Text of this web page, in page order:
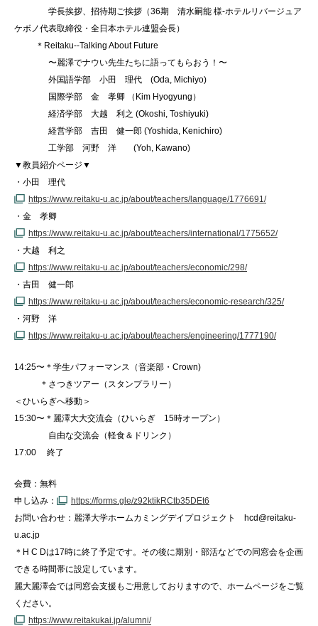
学長挨拶、招待期ご挨拶（36期 清水嗣能 様-ホテルリバージュア
ケボノ代表取締役・全日本ホテル連盟会長）
＊Reitaku--Talking About Future
〜麗澤でナウい先生たちに語ってもらおう！〜
外国語学部 小田 理代 (Oda, Michiyo)
国際学部 金 孝卿 （Kim Hyogyung）
経済学部 大越 利之 (Okoshi, Toshiyuki)
経営学部 吉田 健一郎 (Yoshida, Kenichiro)
工学部 河野 洋 (Yoh, Kawano)
▼教員紹介ページ▼
・小田 理代
https://www.reitaku-u.ac.jp/about/teachers/language/1776691/
・金 孝卿
https://www.reitaku-u.ac.jp/about/teachers/international/1775652/
・大越 利之
https://www.reitaku-u.ac.jp/about/teachers/economic/298/
・吉田 健一郎
https://www.reitaku-u.ac.jp/about/teachers/economic-research/325/
・河野 洋
https://www.reitaku-u.ac.jp/about/teachers/engineering/1777190/
14:25〜＊学生パフォーマンス（音楽部・Crown)
＊さつきツアー（スタンプラリー）
＜ひいらぎへ移動＞
15:30〜＊麗澤大大交流会（ひいらぎ 15時オープン）
自由な交流会（軽食＆ドリンク）
17:00 終了
会費：無料
申し込み：
https://forms.gle/z92ktikRCtb35DEt6
お問い合わせ：麗澤大学ホームカミングデイプロジェクト hcd@reitaku-
u.ac.jp
＊H C Dは17時に終了予定です。その後に期別・部活などでの同窓会を企画
できる時間帯に設定しています。
麗大麗澤会では同窓会支援もご用意しておりますので、ホームページをご覧
ください。
https://www.reitakukai.jp/alumni/